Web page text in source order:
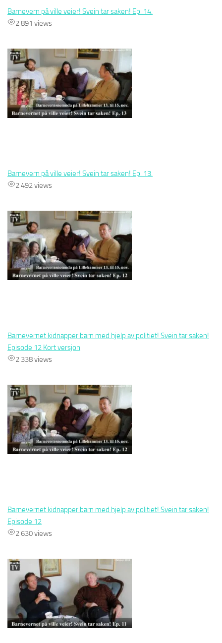
Barnevern på ville veier! Svein tar saken! Ep. 14.
2 891 views
Barnevern på ville veier! Svein tar saken! Ep. 13.
2 492 views
Barnevernet kidnapper barn med hjelp av politiet! Svein tar saken!
Episode 12 Kort versjon
2 338 views
Barnevernet kidnapper barn med hjelp av politiet! Svein tar saken!
Episode 12
2 630 views